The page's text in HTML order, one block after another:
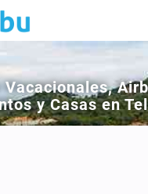
y Casas en